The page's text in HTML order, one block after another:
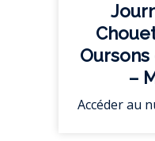
–
Accéder au